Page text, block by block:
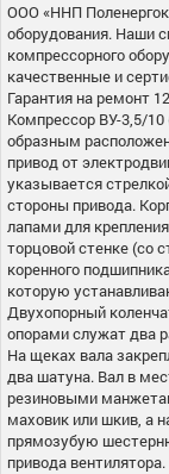
ООО «ННП
оборудования. Наши
компрессорного
качественные и
Гарантия на ремонт
Компрессор ВУ-3,5/
образным
привод от
указывается
стороны привода.
лапами для
торцовой стенке (со
коренного
которую
Двухопорный
опорами служат два
На щеках вала
два шатуна. Вал в
резиновыми
маховик или шкив, а
прямозубую
привода вентилятора.